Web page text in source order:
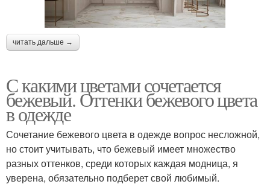
читать дальше →
С какими цветами сочетается
бежевый. Оттенки бежевого цвета
в одежде
Сочетание бежевого цвета в одежде вопрос несложной,
но стоит учитывать, что бежевый имеет множество
разных оттенков, среди которых каждая модница, я
уверена, обязательно подберет свой любимый.